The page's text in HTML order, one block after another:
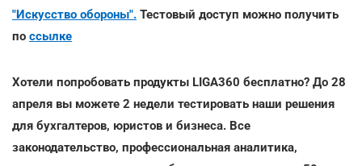
"Искусство обороны". Тестовый доступ можно получить
по ссылке
Хотели попробовать продукты LIGA360 бесплатно? До 28
апреля вы можете 2 недели тестировать наши решения
для бухгалтеров, юристов и бизнеса. Все
законодательство, профессиональная аналитика,